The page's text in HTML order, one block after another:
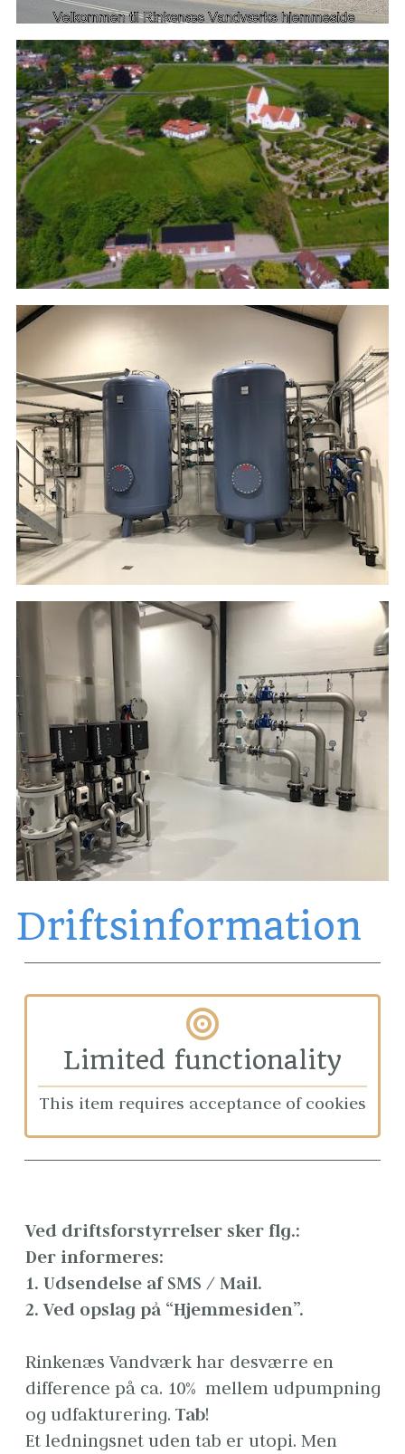
Driftsinformation
Limited functionality
This item requires acceptance of cookies
Ved driftsforstyrrelser sker flg.:
Der informeres:
1. Udsendelse af SMS / Mail.
2. Ved opslag på “Hjemmesiden”.
Rinkenæs Vandværk har desværre en
difference på ca. 10%  mellem udpumpning
og udfakturering. Tab!
Et ledningsnet uden tab er utopi. Men